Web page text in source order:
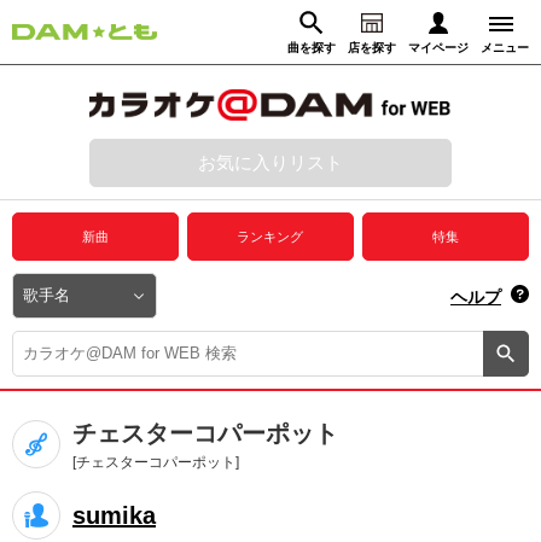
曲を探す 店を探す マイページ メニュー
動画からさがす 録音からさがす
ログイン
プレミアムサービス
DAM★とも動画
DAM★とも録音
カラオケ＠DAM
ユーザー検索
キャンペーン
お気に入りリスト
新曲 ランキング 特集
ヘルプ
チェスターコパーポット
[チェスターコパーポット]
sumika